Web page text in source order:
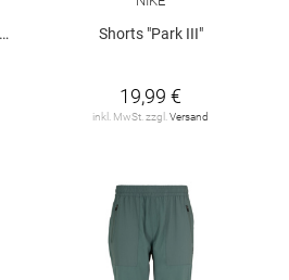
Shorts "Park III"
19,99 €
inkl. MwSt. zzgl. Versand